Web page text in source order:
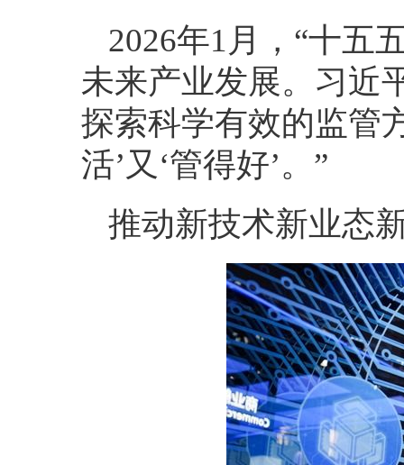
2026年1月，“十五
未来产业发展。习近
探索科学有效的监管
活’又‘管得好’。”
推动新技术新业态